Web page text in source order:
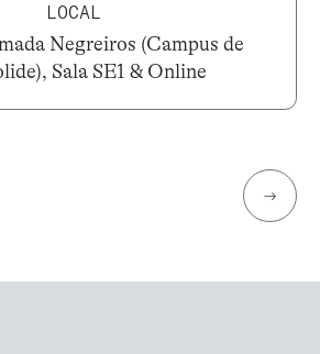
LOCAL
Negreiros (Campus de
Sala SE1 & Online
→